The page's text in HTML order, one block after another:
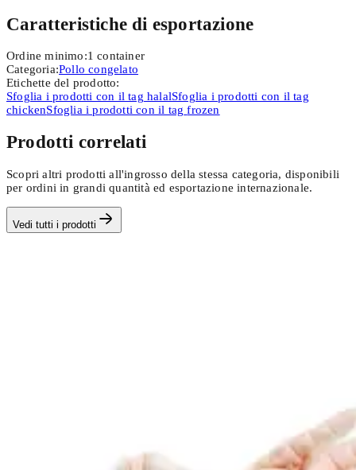
Caratteristiche di esportazione
Ordine minimo:1 container
Categoria:Pollo congelato
Etichette del prodotto:
Sfoglia i prodotti con il tag halalSfoglia i prodotti con il tag
chickenSfoglia i prodotti con il tag frozen
Prodotti correlati
Scopri altri prodotti all'ingrosso della stessa categoria, disponibili
per ordini in grandi quantità ed esportazione internazionale.
Vedi tutti i prodotti